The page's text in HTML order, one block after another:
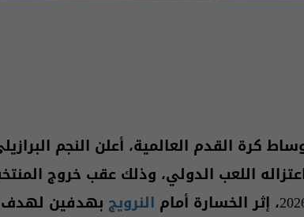
كرة القدم العالمية، أعلن النجم
اللعب الدولي، وذلك عقب خروج
النرويج بهدفين لهدف